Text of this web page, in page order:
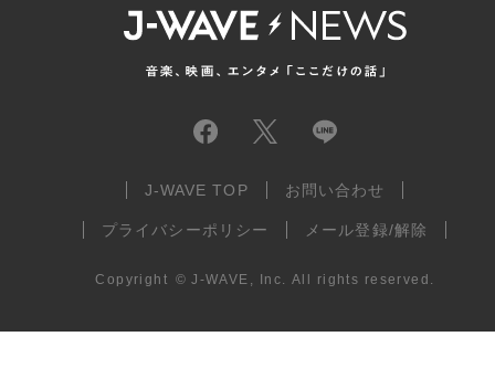
J-WAVE TOP お問い合わせ
プライバシーポリシー メール登録/解除
Copyright © J-WAVE, Inc. All rights reserved.